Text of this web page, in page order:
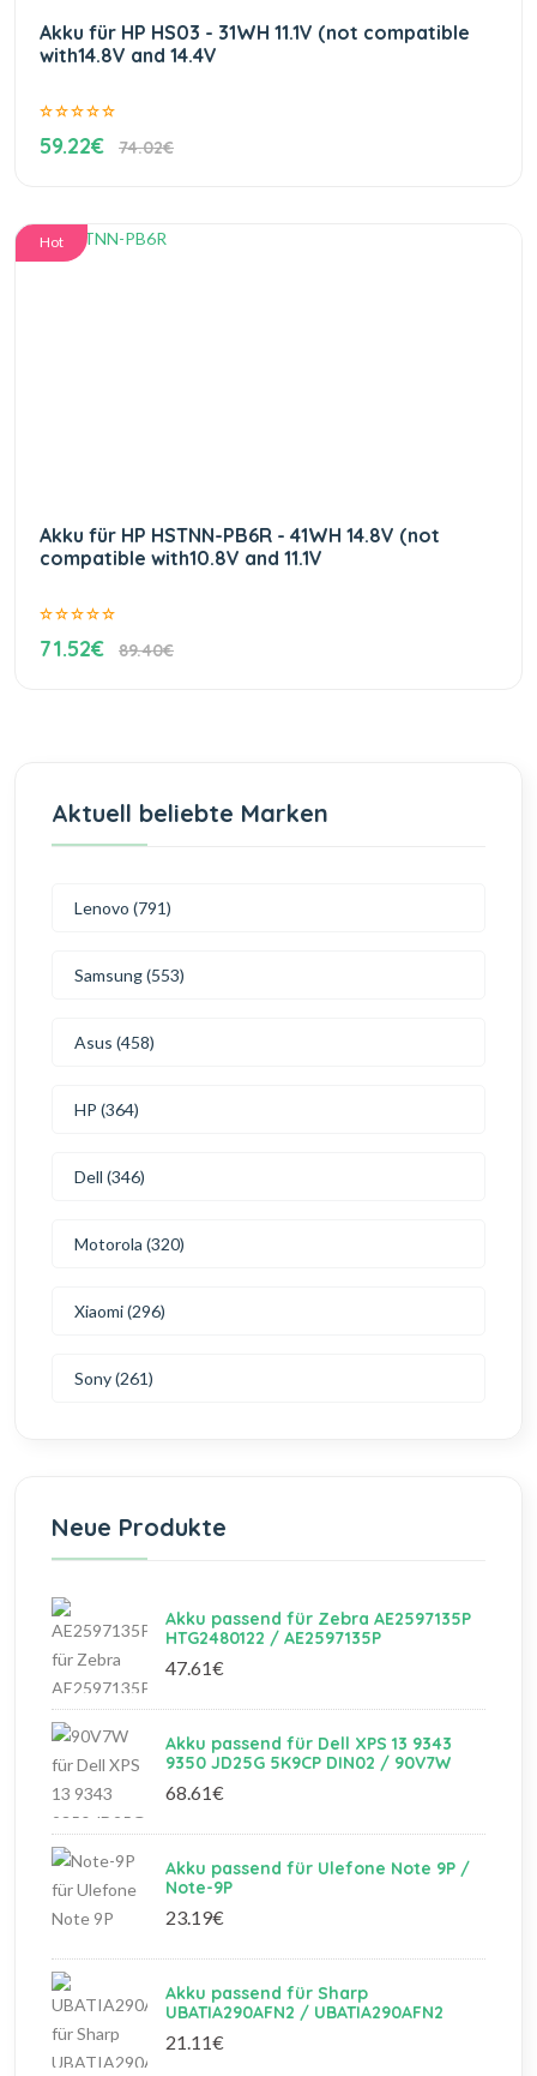
Akku für HP HS03 - 31WH 11.1V (not compatible
with14.8V and 14.4V
59.22€ 74.02€
Hot
Akku für HP HSTNN-PB6R - 41WH 14.8V (not
compatible with10.8V and 11.1V
71.52€ 89.40€
Aktuell beliebte Marken
Lenovo (791)
Samsung (553)
Asus (458)
HP (364)
Dell (346)
Motorola (320)
Xiaomi (296)
Sony (261)
Neue Produkte
Akku passend für Zebra AE2597135P
HTG2480122 / AE2597135P
47.61€
Akku passend für Dell XPS 13 9343
9350 JD25G 5K9CP DIN02 / 90V7W
68.61€
Akku passend für Ulefone Note 9P /
Note-9P
23.19€
Akku passend für Sharp
UBATIA290AFN2 / UBATIA290AFN2
21.11€